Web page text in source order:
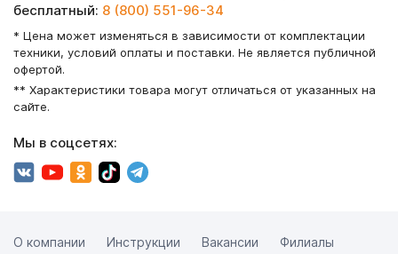
бесплатный: 8 (800) 551-96-34
* Цена может изменяться в зависимости от комплектации
техники, условий оплаты и поставки. Не является публичной
офертой.
** Характеристики товара могут отличаться от указанных на
сайте.
Мы в соцсетях:
О компании Инструкции Вакансии
Филиалы